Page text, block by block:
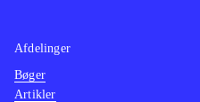
Afdelinger
Bøger
Artikler